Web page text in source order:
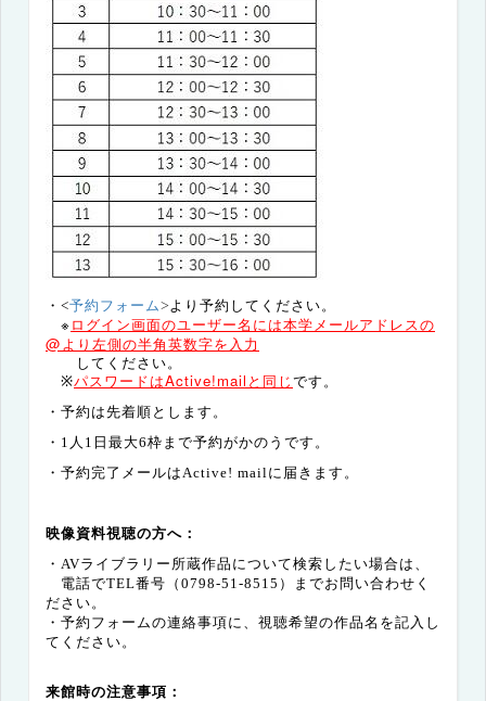
・<予約フォーム> より予約してください。
※ ログイン画面のユーザー名には本学メールアドレスの
@より左側の半角英数字を 入力
して ください。
※パスワードはActive!mail と同じ です。
・予約は先着順とします。
・1人1日最大6枠まで予約がかのうです。
・予約完了メールは Active! mail に届きます。
映像資料視聴の方へ：
・AVライブラリー所蔵作品について検索したい場合は、
電話でTEL番号（0798-51-8515）までお問い合わせく
ださい。
・予約フォームの連絡事項に、視聴希望の作品名を記入し
てください。
来館時の注意事項：